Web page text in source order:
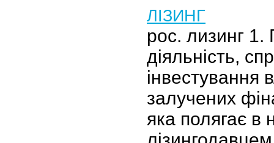
ЛІЗИНГ
рос. лизинг 1.
діяльність,
інвестування
залучених
яка полягає в